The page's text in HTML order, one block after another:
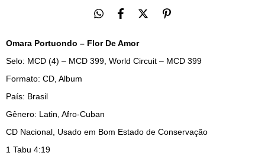
Omara Portuondo – Flor De Amor
Selo: MCD (4) – MCD 399, World Circuit – MCD 399
Formato: CD, Album
País: Brasil
Gênero: Latin, Afro-Cuban
CD Nacional, Usado em Bom Estado de Conservação
1 Tabu 4:19